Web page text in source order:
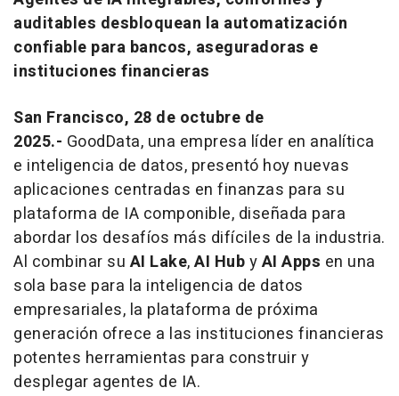
auditables desbloquean la automatización
confiable para bancos, aseguradoras e
instituciones financieras
San Francisco, 28 de octubre de
2025.- GoodData, una empresa líder en analítica
e inteligencia de datos, presentó hoy nuevas
aplicaciones centradas en finanzas para su
plataforma de IA componible, diseñada para
abordar los desafíos más difíciles de la industria.
Al combinar su AI Lake,AI HubyAI Apps en una
sola base para la inteligencia de datos
empresariales, la plataforma de próxima
generación ofrece a las instituciones financieras
potentes herramientas para construir y
desplegar agentes de IA.